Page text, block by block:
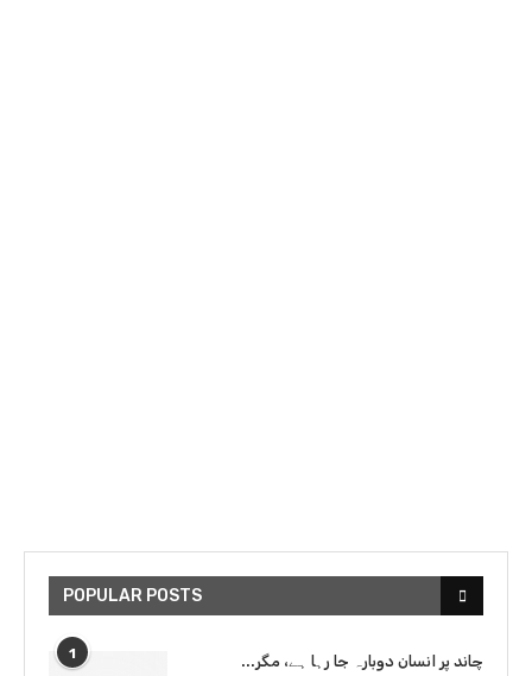
POPULAR POSTS
1
چاند پر انسان دوبارہ جا رہا ہے، مگر...